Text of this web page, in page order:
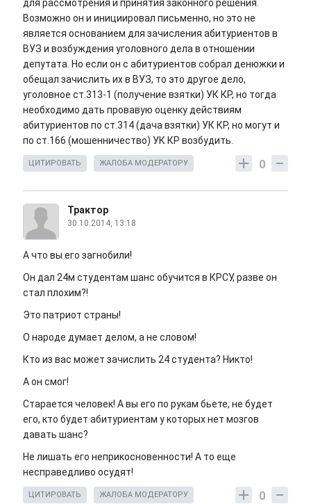
для рассмотрения и принятия законного решения.
Возможно он и инициировал письменно, но это не
является основанием для зачисления абитуриентов в
ВУЗ и возбуждения уголовного дела в отношении
депутата. Но если он с абитуриентов собрал денюжки и
обещал зачислить их в ВУЗ, то это другое дело,
уголовное ст.313-1 (получение взятки) УК КР, но тогда
необходимо дать провавую оценку действиям
абитуриентов по ст.314 (дача взятки) УК КР, но могут и
по ст.166 (мошенничество) УК КР возбудить.
0
ЦИТИРОВАТЬ ЖАЛОБА МОДЕРАТОРУ
Трактор
30.10.2014, 13:18
А что вы его загнобили!
Он дал 24м студентам шанс обучится в КРСУ, разве он
стал плохим?!
Это патриот страны!
О народе думает делом, а не словом!
Кто из вас может зачислить 24 студента? Никто!
А он смог!
Старается человек! А вы его по рукам бьете, не будет
его, кто будет абитуриентам у которых нет мозгов
давать шанс?
Не лишать его неприкосновенности! А то еще
несправедливо осудят!
0
ЦИТИРОВАТЬ ЖАЛОБА МОДЕРАТОРУ